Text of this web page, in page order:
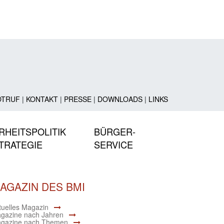
| KONTAKT| PRESSE| DOWNLOADS| LINKS
BÜRGER-
SERVICE
DES BMI
Magazin
nach Jahren
nach Themen